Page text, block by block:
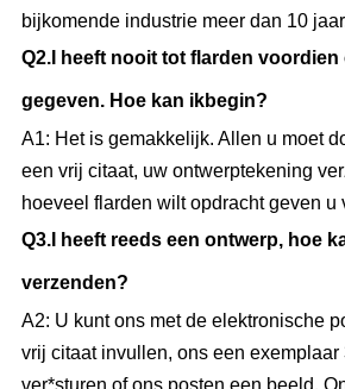
bijkomende industrie meer dan 10
Q2.I heeftnooit tot flarden voordien
gegeven. Hoe kan ikbegin?
A1: Het is gemakkelijk. Allen u moet
een vrij citaat, uw ontwerptekening
hoeveel flarden wilt opdracht geven u
Q3.I heeft reeds een ontwerp, hoe
verzenden?
A2: U kunt ons met de elektronische
vrij citaat invullen, ons een exemplaar
ver*sturen of ons posten een beeld.